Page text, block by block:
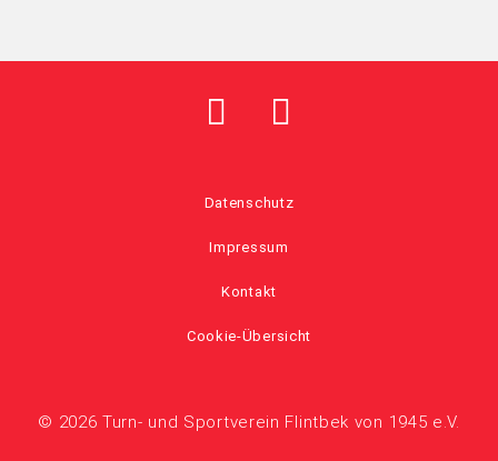
Datenschutz
Impressum
Kontakt
Cookie-Übersicht
© 2026 Turn- und Sportverein Flintbek von 1945 e.V.